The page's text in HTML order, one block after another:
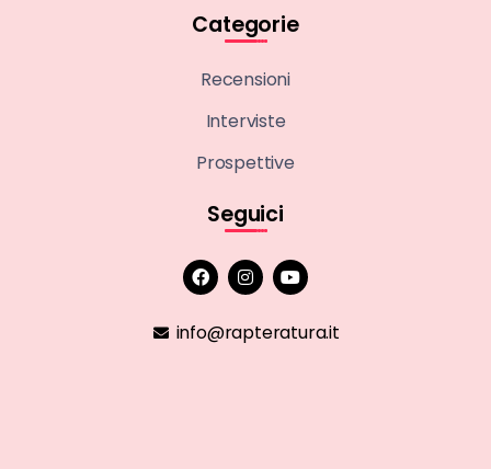
Categorie
Recensioni
Interviste
Prospettive
Seguici
info@rapteratura.it